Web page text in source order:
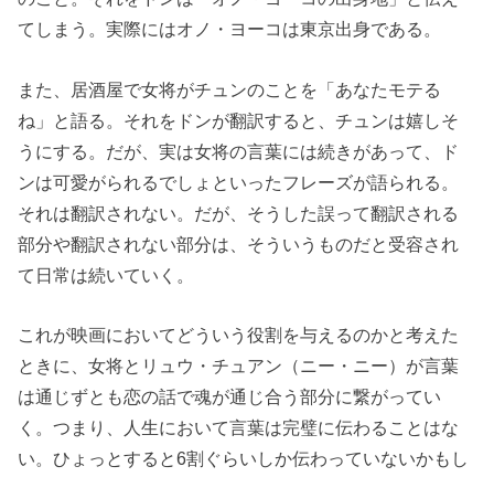
てしまう。実際にはオノ・ヨーコは東京出身である。
また、居酒屋で女将がチュンのことを「あなたモテる
ね」と語る。それをドンが翻訳すると、チュンは嬉しそ
うにする。だが、実は女将の言葉には続きがあって、ド
ンは可愛がられるでしょといったフレーズが語られる。
それは翻訳されない。だが、そうした誤って翻訳される
部分や翻訳されない部分は、そういうものだと受容され
て日常は続いていく。
これが映画においてどういう役割を与えるのかと考えた
ときに、女将とリュウ・チュアン（ニー・ニー）が言葉
は通じずとも恋の話で魂が通じ合う部分に繋がってい
く。つまり、人生において言葉は完璧に伝わることはな
い。ひょっとすると6割ぐらいしか伝わっていないかもし